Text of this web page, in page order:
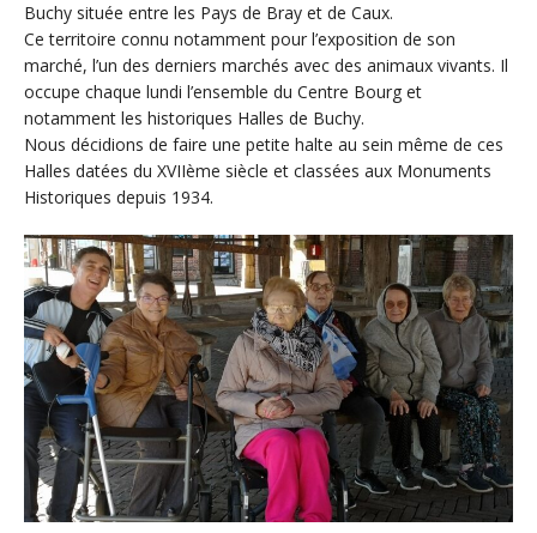
Buchy située entre les Pays de Bray et de Caux.
Ce territoire connu notamment pour l’exposition de son
marché, l’un des derniers marchés avec des animaux vivants. Il
occupe chaque lundi l’ensemble du Centre Bourg et
notamment les historiques Halles de Buchy.
Nous décidions de faire une petite halte au sein même de ces
Halles datées du XVIIème siècle et classées aux Monuments
Historiques depuis 1934.